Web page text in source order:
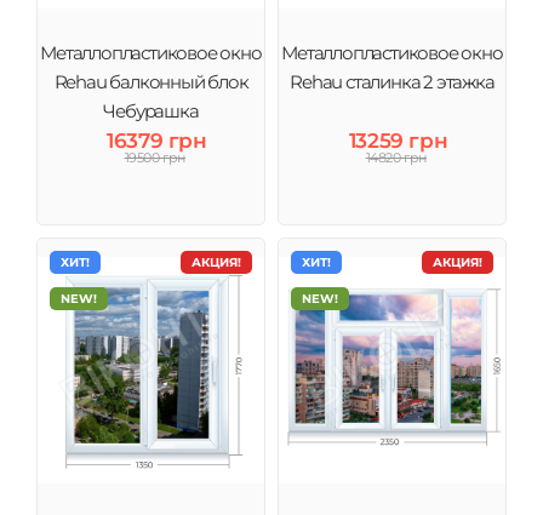
Металлопластиковое окно
Rehau балконный блок
Чебурашка
16379 грн
19500 грн
Металлопластиковое окно
Rehau сталинка 2 этажка
13259 грн
14820 грн
АКЦИЯ!
ХИТ!
NEW!
АКЦИЯ!
ХИТ!
NEW!